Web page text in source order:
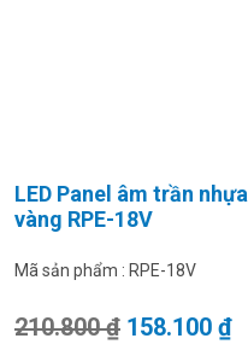
LED Panel âm trần
vàng RPE-18V
Mã sản phẩm : RPE-18V
210.800₫ Giá gốc là:
158.100 ₫